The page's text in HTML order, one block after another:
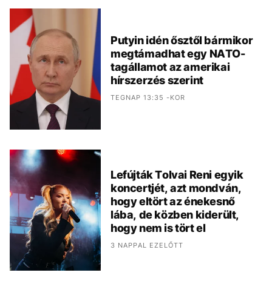
Putyin idén ősztől bármikor
megtámadhat egy NATO-
tagállamot az amerikai
hírszerzés szerint
TEGNAP 13:35 -KOR
Lefújták Tolvai Reni egyik
koncertjét, azt mondván,
hogy eltört az énekesnő
lába, de közben kiderült,
hogy nem is tört el
3 NAPPAL EZELŐTT